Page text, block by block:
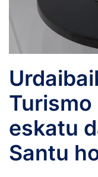
eskatu
Santu